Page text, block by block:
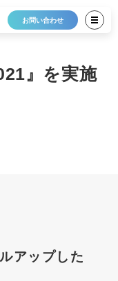
お問い合わせ
』を実施
アップした